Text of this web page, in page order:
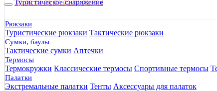
Туристическое снаряжение
Рюкзаки
Туристические рюкзаки Тактические рюкзаки
Сумки, баулы
Тактические сумки Аптечки
Термосы
Термокружки Классические термосы Спортивные термосы
Палатки
Экстремальные палатки Тенты Аксессуары для палаток